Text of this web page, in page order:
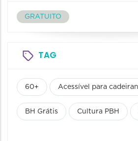
GRATUITO
TAG
60+ Acessível para
BH Grátis Cultura PBH